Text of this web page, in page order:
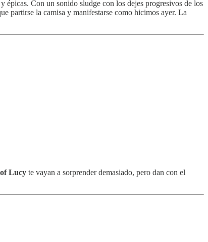
épicas. Con un sonido sludge con los dejes progresivos de los
partirse la camisa y manifestarse como hicimos ayer. La
Lucy te vayan a sorprender demasiado, pero dan con el